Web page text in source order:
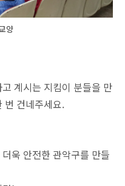
양
계시는 지킴이 분들을 만
번 건네주세요.
욱 안전한 관악구를 만들